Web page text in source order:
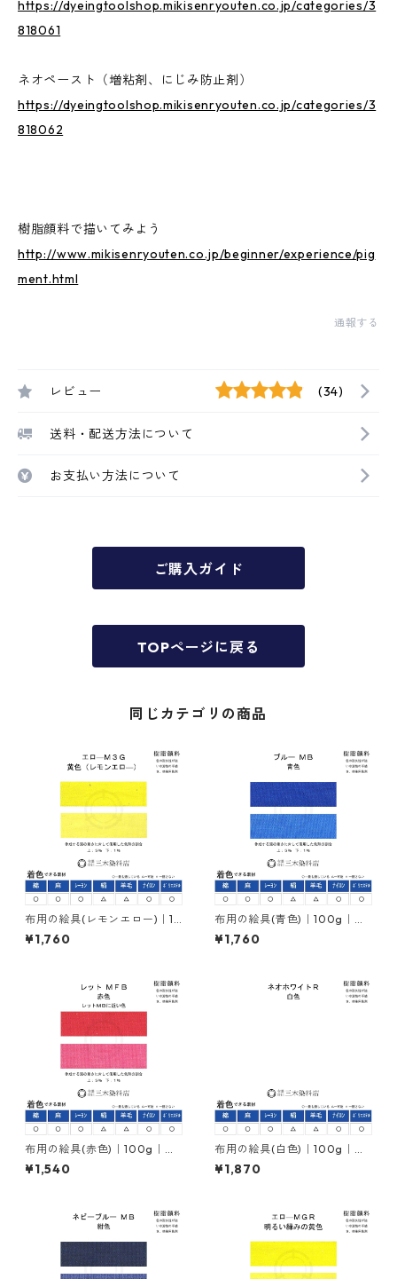
https://dyeingtoolshop.mikisenryouten.co.jp/categories/3
818061
ネオペースト（増粘剤、にじみ防止剤）
https://dyeingtoolshop.mikisenryouten.co.jp/categories/3
818062
樹脂顔料で描いてみよう
http://www.mikisenryouten.co.jp/beginner/experience/pig
ment.html
通報する
レビュー (34)
送料・配送方法について
お支払い方法について
ご購入ガイド
TOPページに戻る
同じカテゴリの商品
布用の絵具(レモンエロー)｜10
0g｜ネオカラーエローＭ３Ｇ
｜樹脂顔料(ピグメントレジン
¥1,760
布用の絵具(青色)｜100g｜ネ
オカラーブルーＭＢ｜樹脂顔
料(ピグメントレジンカラー)
¥1,760
布用の絵具(赤色)｜100g｜ネ
オカラーレットＭＦＢ｜樹脂
顔料(ピグメントレジンカラー)
¥1,540
布用の絵具(白色)｜100g｜ネ
オホワイトＲ｜樹脂顔料(ピグ
メントレジンカラー)
¥1,870